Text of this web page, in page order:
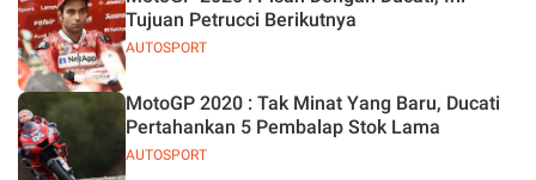
AUTOSPORT
Tujuan Petrucci Berikutnya
AUTOSPORT
MotoGP 2020 : Tak Minat Yang Baru, Ducati
Pertahankan 5 Pembalap Stok Lama